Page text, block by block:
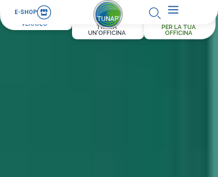
E-SHOP
PER IL TUO
VEICOLO
TROVA
UN'OFFICINA
PER LA TUA
OFFICINA